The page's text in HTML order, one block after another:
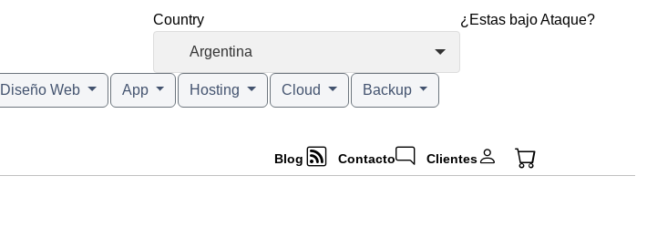
Country
Argentina
¿Estas bajo Ataque?
Diseño Web App Hosting Cloud Backup
Blog Contacto Clientes